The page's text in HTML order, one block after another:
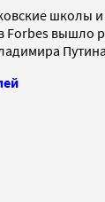
школы
вышло